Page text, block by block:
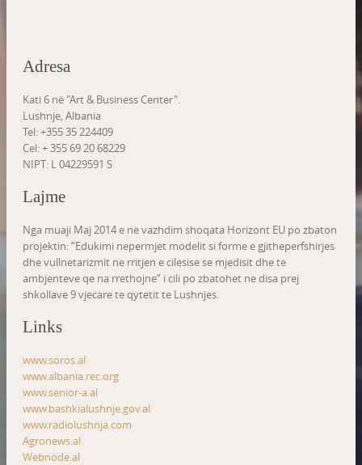
Adresa
Kati 6 në "Art & Business Center".
Lushnje, Albania
Tel: +355 35 224409
Cel: + 355 69 20 68229
NIPT: L 04229591 S
Lajme
Nga muaji Maj 2014 e ne vazhdim shoqata Horizont EU po zbaton
projektin: “Edukimi nepermjet modelit si forme e gjitheperfshirjes
dhe vullnetarizmit ne rritjen e cilesise se mjedisit dhe te
ambjenteve qe na rrethojne” i cili po zbatohet ne disa prej
shkollave 9 vjecare te qytetit te Lushnjes.
Links
www.soros.al
www.albania.rec.org
www.senior-a.al
www.bashkialushnje.gov.al
www.radiolushnja.com
Agronews.al
Webnode.al